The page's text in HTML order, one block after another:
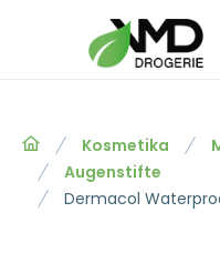
Kosmetika
Augenstifte
Dermacol